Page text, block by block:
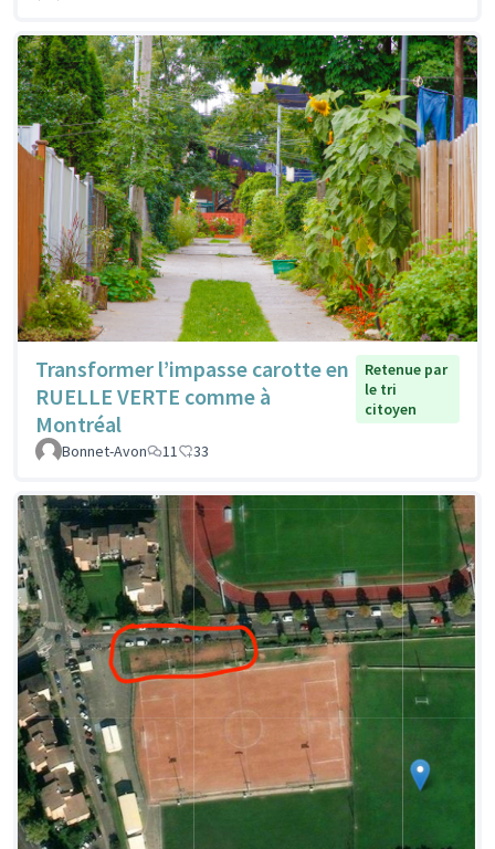
Transformer l’impasse carotte en
RUELLE VERTE comme à
Montréal
Retenue par
le tri
citoyen
Bonnet-Avon 11 33